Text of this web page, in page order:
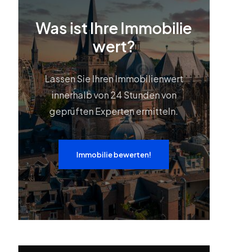
Was ist Ihre Immobilie
wert?
Lassen Sie Ihren Immobilienwert
innerhalb von 24 Stunden von
geprüften Experten ermitteln.
Immobilie bewerten!